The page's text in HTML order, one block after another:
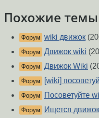
Похожие темы
Форум wiki движок
Форум Движок wiki
Форум Движок Wiki
Форум [wiki]
Форум Посоветуйте
Форум Ищется